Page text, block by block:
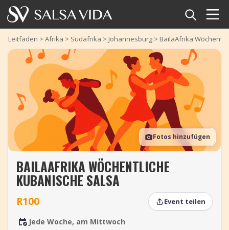
Startseite
Veranstaltungen
Nachrichten
Artikel
Videos
Salsa-Begriffe
TuneTempo
Leitfäden > Afrika > Südafrika > Johannesburg > BailaAfrika
Fotos hinzufügen
BAILAAFRIKA WÖCHENTLICHE
KUBANISCHE SALSA
R100 Event teilen
Jede Woche, am Mittwoch